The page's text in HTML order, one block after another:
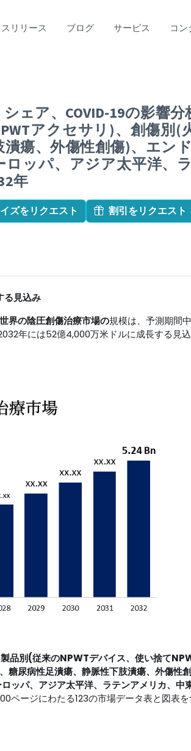
リリース ブログ サービス コン
ェア、COVID-19の影響
アクセサリ)、創傷別
瘍、外傷性創傷)、エン
ッパ、アジア太平洋、
年
ズをリクエスト 割引をリクエスト
る見込み
世界の陰圧創傷治療市場の規模は、予測期間
年には52億4,000万米ドルに成長する見
製品別(従来のNPWTデバイス、使い捨て
尿病性足潰瘍、静脈性下肢潰瘍、外傷性創
ッパ、アジア太平洋、ラテンアメリカ、中
ページにわたる123の市場データ表と図表